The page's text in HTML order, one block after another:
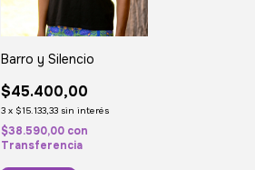
Barro y Silencio
$45.400,00
3 x $15.133,33 sin interés
$38.590,00 con
Transferencia